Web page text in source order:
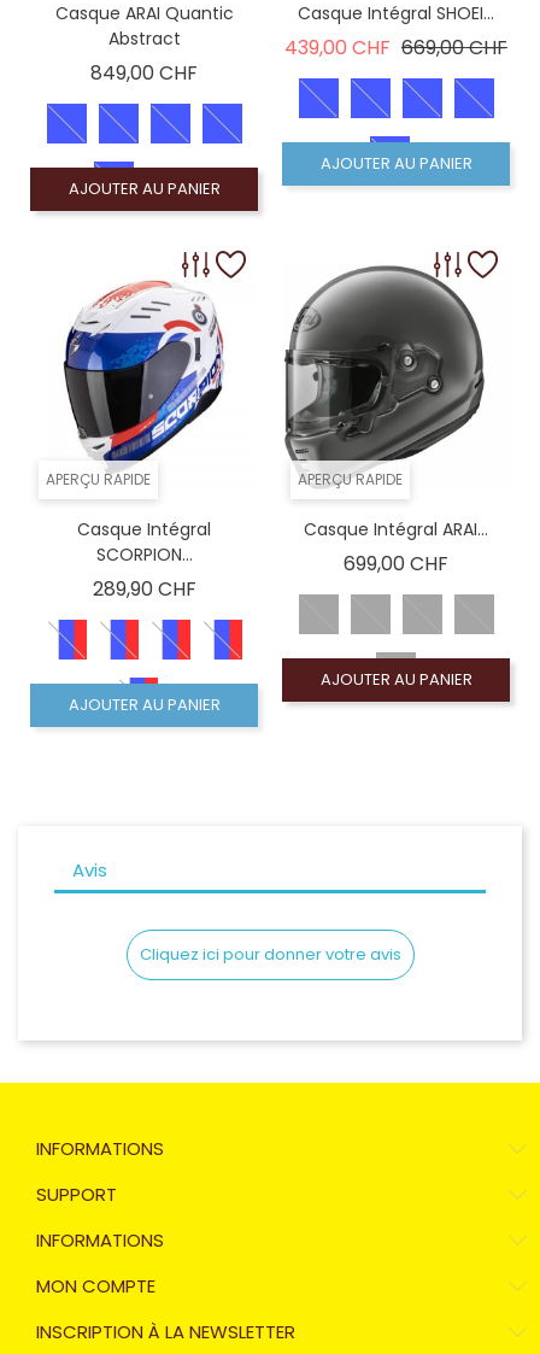
Casque ARAI Quantic
Abstract
849,00 CHF
AJOUTER AU PANIER
Casque Intégral SHOEI...
439,00 CHF Prix de base
669,00 CHFPrix
AJOUTER AU PANIER
APERÇU RAPIDE
Casque Intégral
SCORPION...
289,90 CHFPrix
AJOUTER AU PANIER
APERÇU RAPIDE
Casque Intégral ARAI...
699,00 CHF
AJOUTER AU PANIER
Avis
Cliquez ici pour donner votre avis
INFORMATIONS
SUPPORT
INFORMATIONS
MON COMPTE
INSCRIPTION À LA NEWSLETTER